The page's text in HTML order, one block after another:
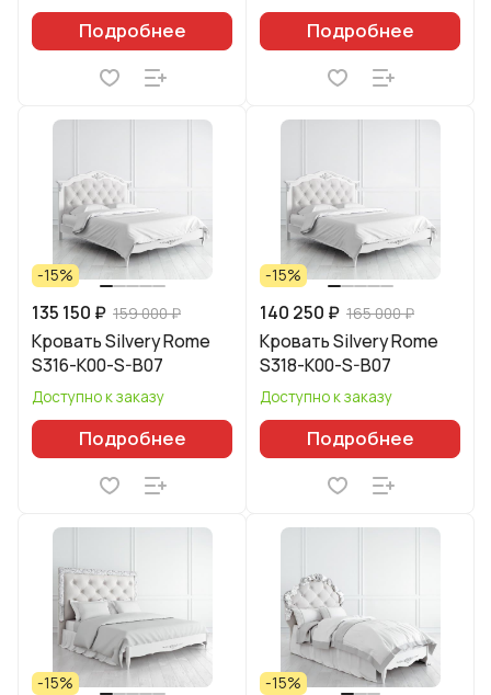
Подробнее Подробнее
-15%
135 150 ₽ 159 000 ₽
Кровать Silvery Rome
S316-K00-S-B07
Доступно к заказу
Подробнее
-15%
140 250 ₽ 165 000 ₽
Кровать Silvery Rome
S318-K00-S-B07
Доступно к заказу
Подробнее
-15% -15%